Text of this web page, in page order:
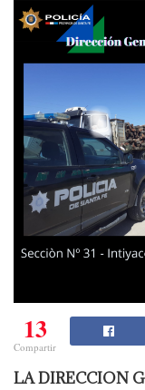
13
Compartir
LA DIRECCION